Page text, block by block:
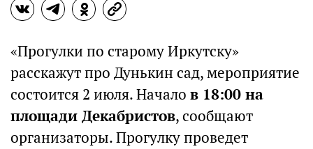
«Прогулки по старому Иркутску»
расскажут про Дунькин сад, мероприятие
состоится 2 июля. Начало в 18:00 на
площади Декабристов, сообщают
организаторы. Прогулку проведет